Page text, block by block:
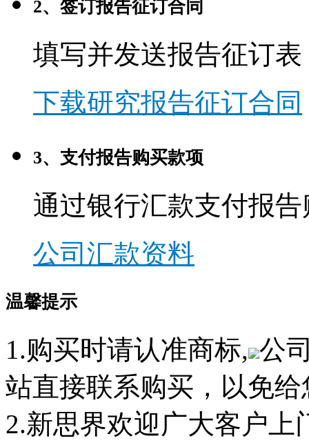
2、签订报告征订合同
填写并发送报告征订表
下载研究报告征订合同
3、支付报告购买款项
通过银行汇款支付报
公司汇款资料
温馨提示
1.购买时请认准商标, 公
站直接联系购买，以免
2.新思界欢迎广大客户